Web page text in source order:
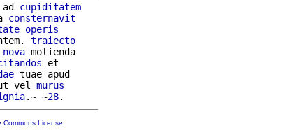
ad cupiditatem
consternavit
operis
traiecto
nova molienda
et
tuae apud
vel murus
.~ ~28
Commons License